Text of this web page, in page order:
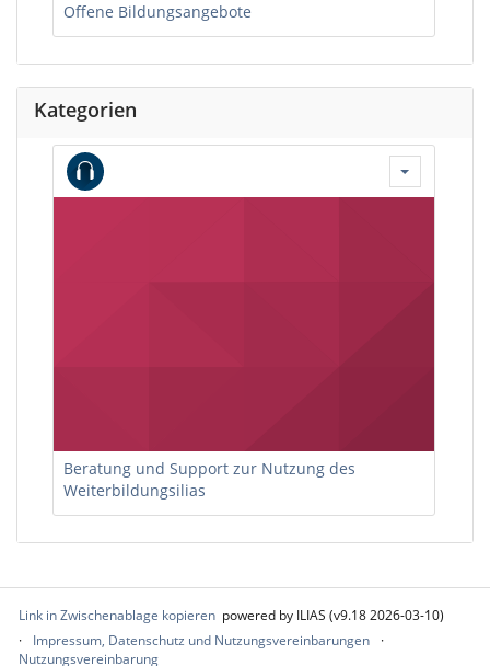
Offene Bildungsangebote
Kategorien
Beratung und Support zur Nutzung des
Weiterbildungsilias
Link in Zwischenablage kopieren powered by ILIAS (v9.18 2026-03-10)
Impressum, Datenschutz und Nutzungsvereinbarungen
Nutzungsvereinbarung